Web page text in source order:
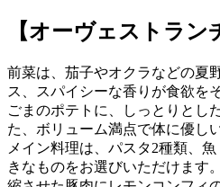
【オーヴェストラ
前菜は、茄子やオクラなどの夏
ス、スパイシーな香りが食欲を
ごまのポテトに、しっとりとし
た、ボリューム満点で体に優し
メイン料理は、パスタ2種類、
きなものをお選びいただけます